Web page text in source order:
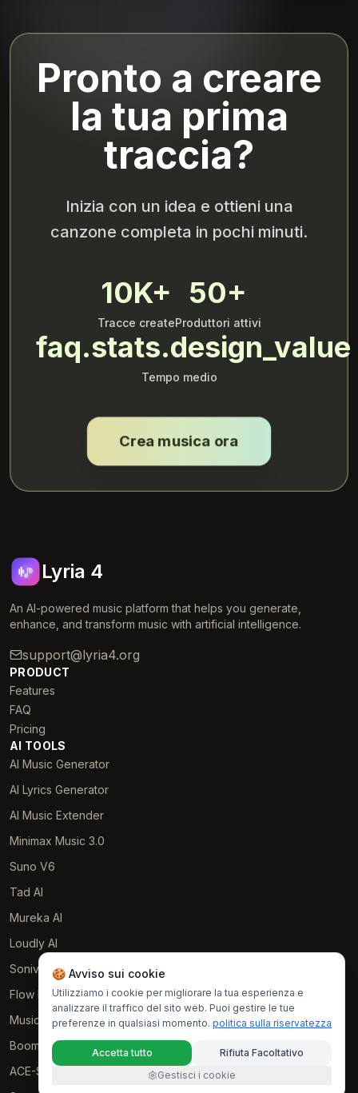
Pronto a creare
la tua prima
traccia?
Inizia con un idea e ottieni una
canzone completa in pochi minuti.
10K+
Tracce create
50+
Produttori attivi
faq.stats.design_value
Tempo medio
Crea musica ora
Lyria 4
An AI-powered music platform that helps you generate,
enhance, and transform music with artificial intelligence.
support@lyria4.org
PRODUCT
Features
FAQ
Pricing
AI TOOLS
AI Music Generator
AI Lyrics Generator
AI Music Extender
Minimax Music 3.0
Suno V6
Tad AI
Mureka AI
Loudly AI
Soniva Music AI
Flow Music
Music GPT
Boomy AI
ACE-Step AI
🍪 Avviso sui cookie
Utilizziamo i cookie per migliorare la tua esperienza e
analizzare il traffico del sito web. Puoi gestire le tue
preferenze in qualsiasi momento. politica sulla riservatezza
Accetta tutto
Rifiuta Facoltativo
Gestisci i cookie